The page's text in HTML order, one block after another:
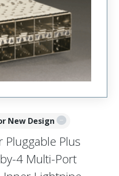
New Design
Pluggable Plus
4 Multi-Port